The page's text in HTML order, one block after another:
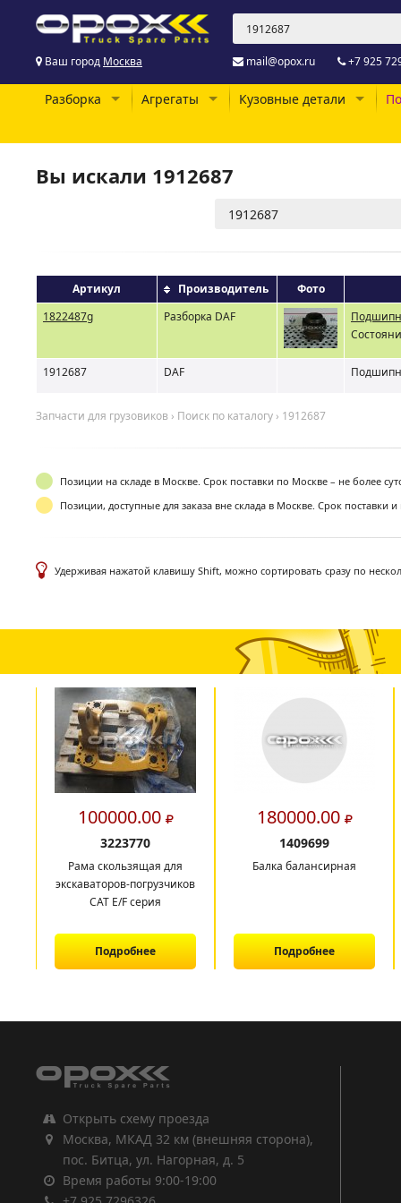
Ваш город Москва mail@opox.ru +7 925
Разборка Агрегаты Кузовные детали
Вы искали 1912687
Артикул Производитель
Фото
1822487g
Разборка DAF
1912687 DAF
Запчасти для грузовиков › Поиск по каталогу › 1912687
Позиции на складе в Москве. Срок поставки по Москве – не более
Позиции, доступные для заказа вне склада в Москве. Срок поставки
Удерживая нажатой клавишу Shift, можно сортировать сразу по
100000.00
3223770
Рама скользящая для
экскаваторов-погрузчиков
CAT E/F серия
Подробнее
180000.00
1409699
Балка балансирная
Подробнее
Открыть схему проезда
Москва, МКАД 32 км (внешняя сторона),
пос. Битца, ул. Нагорная, д. 5
Время работы 9:00-19:00